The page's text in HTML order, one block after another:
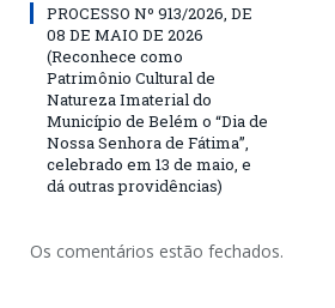
PROCESSO Nº 913/2026, DE
08 DE MAIO DE 2026
(Reconhece como
Patrimônio Cultural de
Natureza Imaterial do
Município de Belém o “Dia de
Nossa Senhora de Fátima”,
celebrado em 13 de maio, e
dá outras providências)
Os comentários estão fechados.